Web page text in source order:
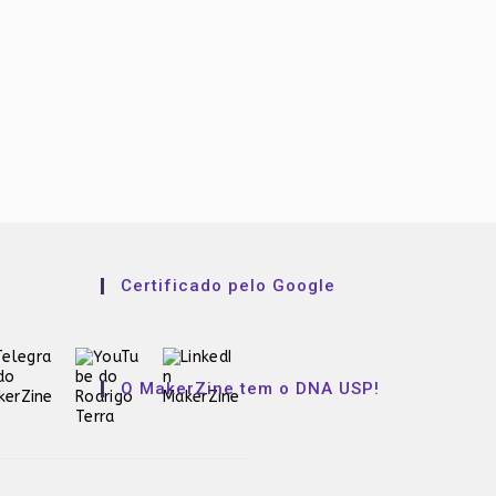
Certificado pelo Google
O MakerZine tem o DNA USP!